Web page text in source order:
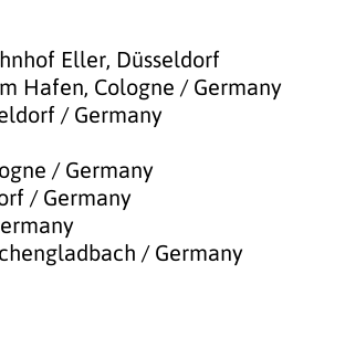
Eller, Düsseldorf
Hafen, Cologne / Germany
/ Germany
/ Germany
/ Germany
/ Germany